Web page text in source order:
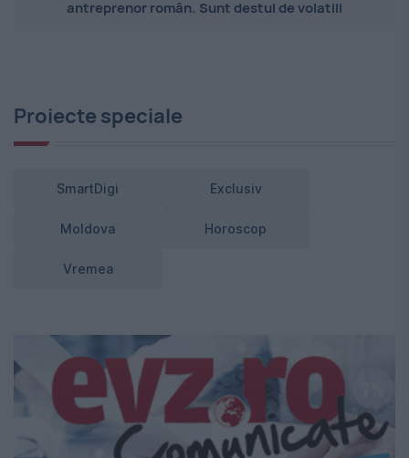
antreprenor român. Sunt destul de volatili
Proiecte speciale
SmartDigi Exclusiv
Moldova Horoscop
Vremea